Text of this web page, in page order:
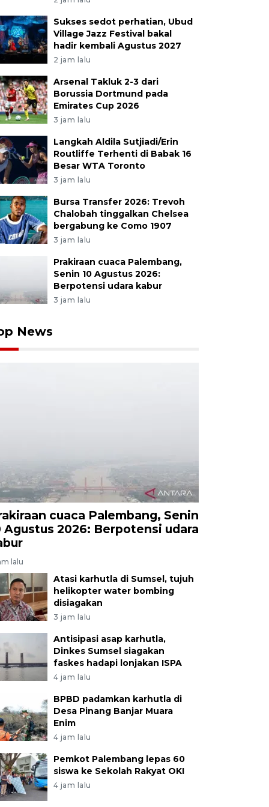
Sukses sedot perhatian, Ubud
Village Jazz Festival bakal
hadir kembali Agustus 2027
2 jam lalu
Arsenal Takluk 2-3 dari
Borussia Dortmund pada
Emirates Cup 2026
3 jam lalu
Langkah Aldila Sutjiadi/Erin
Routliffe Terhenti di Babak 16
Besar WTA Toronto
3 jam lalu
Bursa Transfer 2026: Trevoh
Chalobah tinggalkan Chelsea
bergabung ke Como 1907
3 jam lalu
Prakiraan cuaca Palembang,
Senin 10 Agustus 2026:
Berpotensi udara kabur
3 jam lalu
News
cuaca Palembang, Senin
Agustus 2026: Berpotensi udara
lalu
Atasi karhutla di Sumsel, tujuh
helikopter water bombing
disiagakan
3 jam lalu
Antisipasi asap karhutla,
Dinkes Sumsel siagakan
faskes hadapi lonjakan ISPA
4 jam lalu
BPBD padamkan karhutla di
Desa Pinang Banjar Muara
Enim
4 jam lalu
Pemkot Palembang lepas 60
siswa ke Sekolah Rakyat OKI
4 jam lalu